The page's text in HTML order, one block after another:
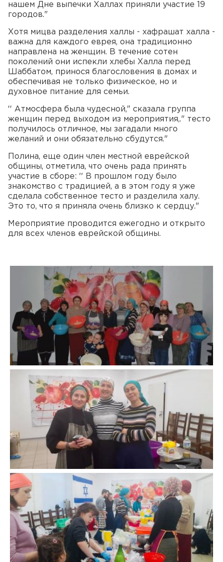
нашем Дне выпечки Халлах приняли участие 19
городов."
Хотя мицва разделения халлы - хафрашат халла -
важна для каждого еврея, она традиционно
направлена на женщин. В течение сотен
поколений они испекли хлебы Халла перед
Шаббатом, принося благословения в домах и
обеспечивая не только физическое, но и
духовное питание для семьи.
′′ Атмосфера была чудесной," сказала группа
женщин перед выходом из мероприятия,." тесто
получилось отличное, мы загадали много
желаний и они обязательно сбудутся."
Полина, еще один член местной еврейской
общины, отметила, что очень рада принять
участие в сборе: ′′ В прошлом году было
знакомство с традицией, а в этом году я уже
сделала собственное тесто и разделила халу.
Это то, что я приняла очень близко к сердцу."
Мероприятие проводится ежегодно и открыто
для всех членов еврейской общины.